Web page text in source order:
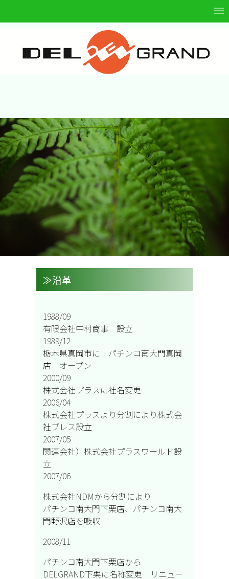
≫沿革
1988/09
有限会社中村商事 設立
1989/12
栃木県真岡市に パチンコ南大門真岡
店 オープン
2000/09
株式会社プラスに社名変更
2006/04
株式会社プラスより分割により株式会
社ブレス設立
2007/05
関連会社）株式会社プラスワールド設
立
2007/06
株式会社NDMから分割により
パチンコ南大門下栗店、パチンコ南大
門野沢店を吸収
2008/11
パチンコ南大門下栗店から
DELGRAND下栗に名称変更 リニュー